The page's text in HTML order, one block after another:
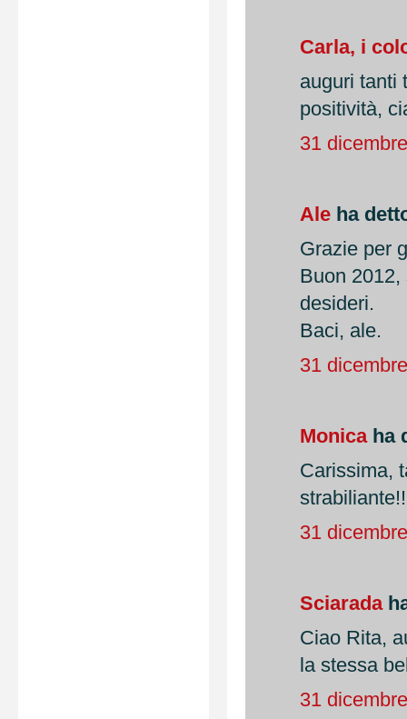
Carla, i
auguri tanti
positività,
31
Ale ha
Grazie per
Buon
desideri.
Baci, ale.
31
Monicaha
Carissima,
31
Sciarada
Ciao Rita,
la stessa
31